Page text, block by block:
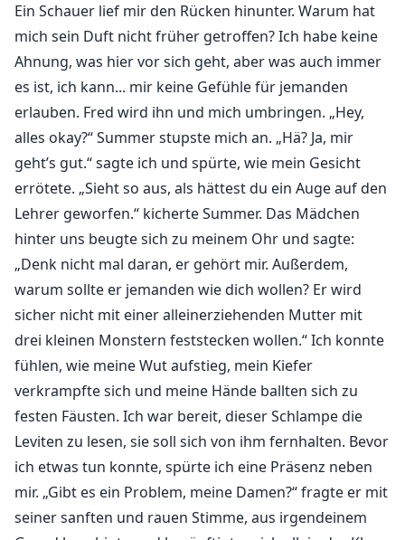
Ein Schauer lief mir den Rücken hinunter. Warum hat
mich sein Duft nicht früher getroffen? Ich habe keine
Ahnung, was hier vor sich geht, aber was auch immer
es ist, ich kann... mir keine Gefühle für jemanden
erlauben. Fred wird ihn und mich umbringen. „Hey,
alles okay?“ Summer stupste mich an. „Hä? Ja, mir
geht’s gut.“ sagte ich und spürte, wie mein Gesicht
errötete. „Sieht so aus, als hättest du ein Auge auf den
Lehrer geworfen.“ kicherte Summer. Das Mädchen
hinter uns beugte sich zu meinem Ohr und sagte:
„Denk nicht mal daran, er gehört mir. Außerdem,
warum sollte er jemanden wie dich wollen? Er wird
sicher nicht mit einer alleinerziehenden Mutter mit
drei kleinen Monstern feststecken wollen.“ Ich konnte
fühlen, wie meine Wut aufstieg, mein Kiefer
verkrampfte sich und meine Hände ballten sich zu
festen Fäusten. Ich war bereit, dieser Schlampe die
Leviten zu lesen, sie soll sich von ihm fernhalten. Bevor
ich etwas tun konnte, spürte ich eine Präsenz neben
mir. „Gibt es ein Problem, meine Damen?“ fragte er mit
seiner sanften und rauen Stimme, aus irgendeinem